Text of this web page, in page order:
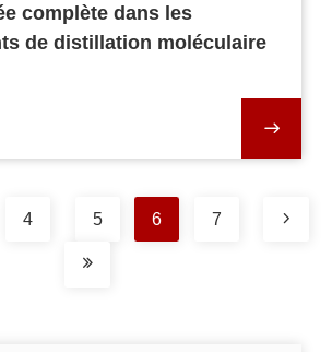
complète dans les
de distillation moléculaire
4 5 6 7